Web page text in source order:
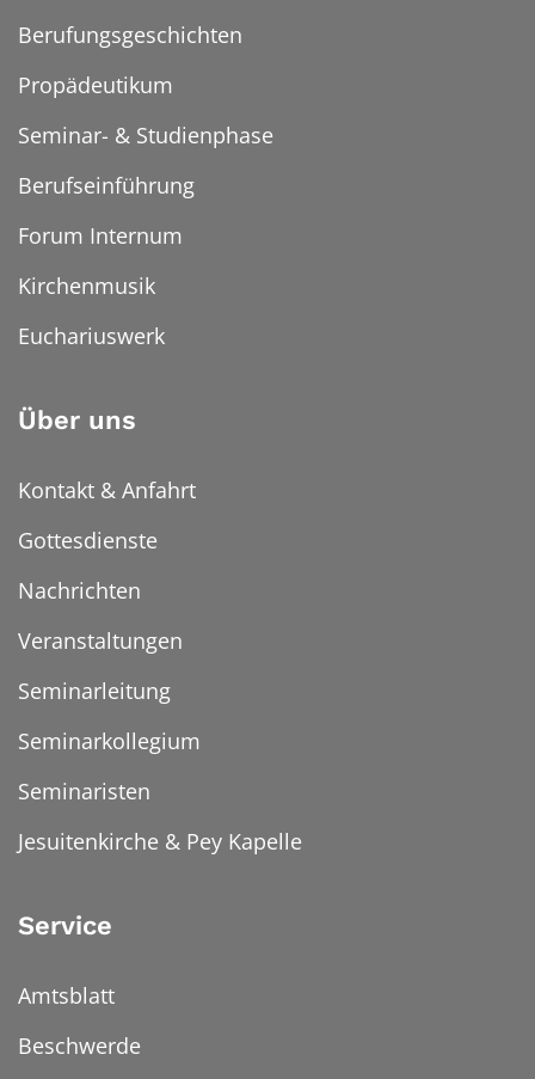
Berufungsgeschichten
Propädeutikum
Seminar- & Studienphase
Berufseinführung
Forum Internum
Kirchenmusik
Euchariuswerk
Über uns
Kontakt & Anfahrt
Gottesdienste
Nachrichten
Veranstaltungen
Seminarleitung
Seminarkollegium
Seminaristen
Jesuitenkirche & Pey Kapelle
Service
Amtsblatt
Beschwerde